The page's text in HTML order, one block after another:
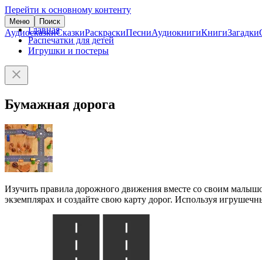
Перейти к основному контенту
Меню Поиск
АудиосказкиСказкиРаскраскиПесниАудиокнигиКнигиЗагадки
Главная
Распечатки для детей
Игрушки и постеры
Бумажная дорога
Изучить правила дорожного движения вместе со своим
экземплярах и создайте свою карту дорог. Используя